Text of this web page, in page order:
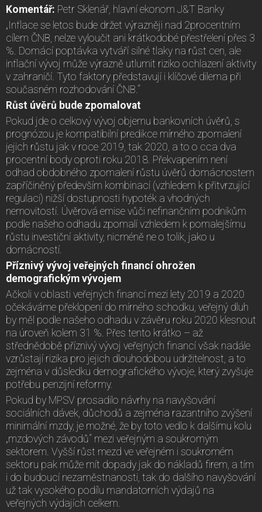
Komentář: Petr Sklenář, hlavní ekonom J&T Banky
„Inflace se letos bude držet výrazněji nad 2procentním
cílem ČNB, nelze vyloučit ani krátkodobé přestřelení přes 3
%. Domácí poptávka vytváří silné tlaky na růst cen, ale
inflační vývoj může výrazně utlumit riziko ochlazení aktivity
v zahraničí. Tyto faktory představují i klíčové dilema při
současném rozhodování ČNB.“
Růst úvěrů bude zpomalovat
Pokud jde o celkový vývoj objemu bankovních úvěrů, s
prognózou je kompatibilní predikce mírného zpomalení
jejich růstu jak v roce 2019, tak 2020, a to o cca dva
procentní body oproti roku 2018. Překvapením není
odhad obdobného zpomalení růstu úvěrů domácnostem
zapříčiněný především kombinací (vzhledem k přitvrzující
regulaci) nižší dostupnosti hypoték a vhodných
nemovitostí. Úvěrová emise vůči nefinančním podnikům
podle našeho odhadu zpomalí vzhledem k pomalejšímu
růstu investiční aktivity, nicméně ne o tolik, jako u
domácností.
Příznivý vývoj veřejných financí ohrožen
demografickým vývojem
Ačkoli v oblasti veřejných financí mezi lety 2019 a 2020
očekáváme překlopení do mírného schodku, veřejný dluh
by měl podle našeho odhadu v závěru roku 2020 klesnout
na úroveň kolem 31 %. Přes tento krátko – až
střednědobě příznivý vývoj veřejných financí však nadále
vzrůstají rizika pro jejich dlouhodobou udržitelnost, a to
zejména v důsledku demografického vývoje, který zvyšuje
potřebu penzijní reformy.
Pokud by MPSV prosadilo návrhy na navyšování
sociálních dávek, důchodů a zejména razantního zvýšení
minimální mzdy, je možné, že by toto vedlo k dalšímu kolu
„mzdových závodů“ mezi veřejným a soukromým
sektorem. Vyšší růst mezd ve veřejném i soukromém
sektoru pak může mít dopady jak do nákladů firem, a tím
i do budoucí nezaměstnanosti, tak do dalšího navyšování
už tak vysokého podílu mandatorních výdajů na
veřejných výdajích celkem.